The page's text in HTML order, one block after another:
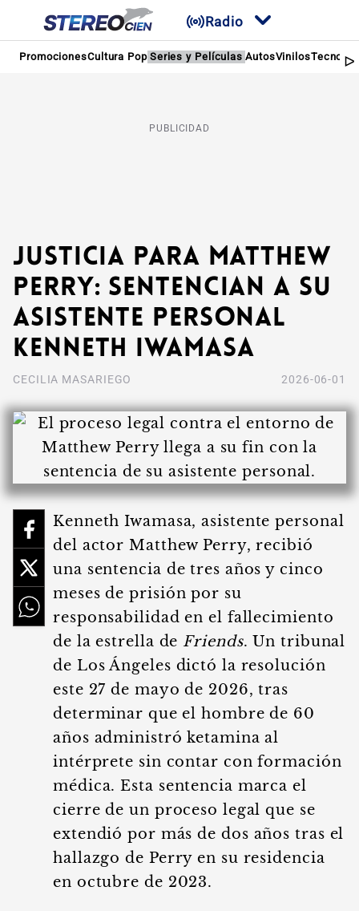
Radio
PromocionesCultura Pop Series y Películas AutosVinilos
PUBLICIDAD
Justicia para Matthew
Perry: Sentencian a su
asistente personal
Kenneth Iwamasa
CECILIA MASARIEGO 2026-06-01
Kenneth Iwamasa, asistente personal
del actor Matthew Perry, recibió
una sentencia de tres años y cinco
meses de prisión por su
responsabilidad en el fallecimiento
de la estrella de Friends. Un tribunal
de Los Ángeles dictó la resolución
este 27 de mayo de 2026, tras
determinar que el hombre de 60
años administró ketamina al
intérprete sin contar con formación
médica. Esta sentencia marca el
cierre de un proceso legal que se
extendió por más de dos años tras el
hallazgo de Perry en su residencia
en octubre de 2023.